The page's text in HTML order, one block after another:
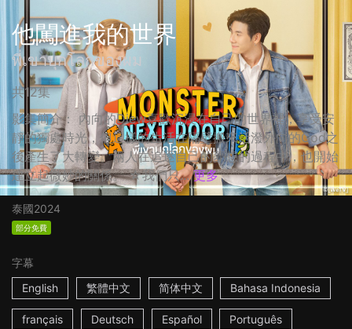
他闖進我的世界
พี่เขาบุกโลกของผม
共12集
影集簡介： 內向的Diew喜歡沉浸在自己的世界裡，享受安
靜的獨處時光，但這樣的生活在隔壁搬來活潑外向的God之
後產生了大轉變。兩人在追逐自己的夢想的過程中，也開始
建立起微妙的關係。 ☆我們只... 更多
泰國2024
部分免費
字幕
English
繁體中文 简体中文 Bahasa Indonesia
français Deutsch Español Português